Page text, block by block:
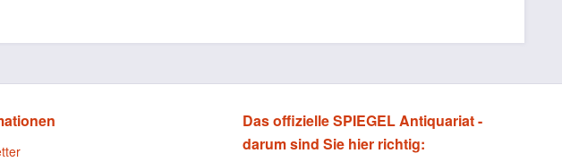
Das offizielle SPIEGEL Antiquariat -
darum sind Sie hier richtig: